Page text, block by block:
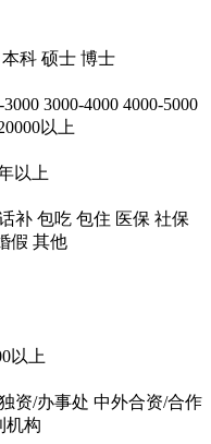
本科 硕士 博士
3000 3000-4000 4000-5000
以上
以上
补 包吃 包住 医保 社保
假 其他
以上
资/办事处 中外合资/合作
机构